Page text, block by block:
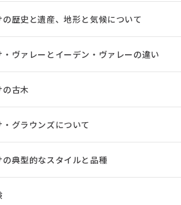
の歴史と遺産、地形と気候について
・ヴァレーとイーデン・ヴァレーの違い
の古木
・グラウンズについて
の典型的なスタイルと品種